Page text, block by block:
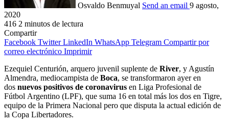
Osvaldo Benmuyal Send an email 9 agosto,
2020
416 2 minutos de lectura
Compartir
Facebook Twitter LinkedIn WhatsApp Telegram Compartir por
correo electrónico Imprimir
Ezequiel Centurión, arquero juvenil suplente de River, y Agustín
Almendra, mediocampista de Boca, se transformaron ayer en
dos nuevos positivos de coronavirus en Liga Profesional de
Fútbol Argentino (LPF), que suma 16 en total más los dos en Tigre,
equipo de la Primera Nacional pero que disputa la actual edición de
la Copa Libertadores.